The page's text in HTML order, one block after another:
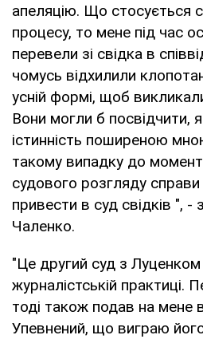
апеляцію. Що стосується
процесу, то мене під час
перевели зі свідка в
чомусь відхилили
усній формі, щоб
Вони могли б посвідчити,
істинність поширеною
такому випадку до
судового розгляду
привести в суд свідків ",
Чаленко.
"Це другий суд з Луценком
журналістській практиці.
тоді також подав на мене
Упевнений, що виграю